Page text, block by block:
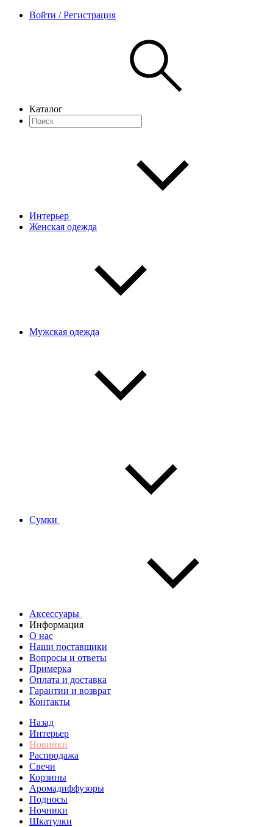
Войти / Регистрация
Каталог
Интерьер
Женская одежда
Мужская одежда
Сумки
Аксессуары
Информация
О нас
Наши поставщики
Вопросы и ответы
Примерка
Оплата и доставка
Гарантии и возврат
Контакты
Назад
Интерьер
Новинки
Распродажа
Свечи
Корзины
Аромадиффузоры
Подносы
Ночники
Шкатулки